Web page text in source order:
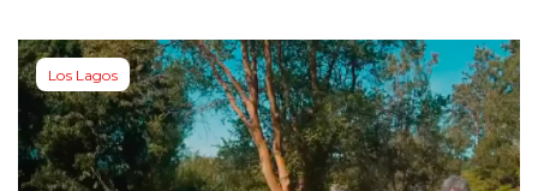
Los Lagos